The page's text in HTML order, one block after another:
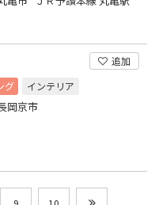
追加
グ
インテリア
岡京市